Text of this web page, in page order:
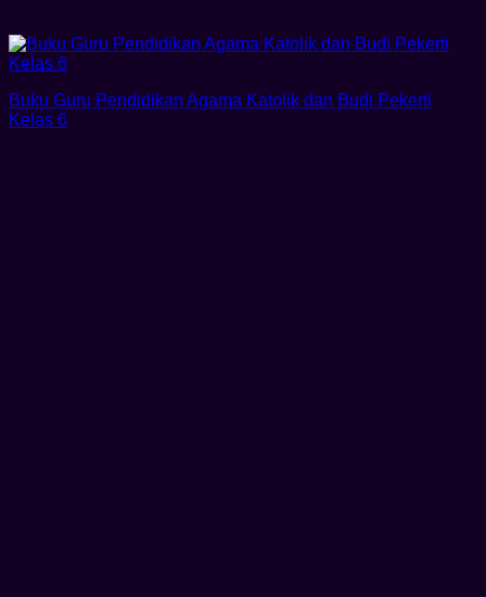
Buku Guru Pendidikan Agama Katolik dan Budi Pekerti
Kelas 6